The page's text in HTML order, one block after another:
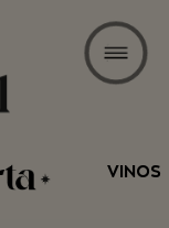
VINOS